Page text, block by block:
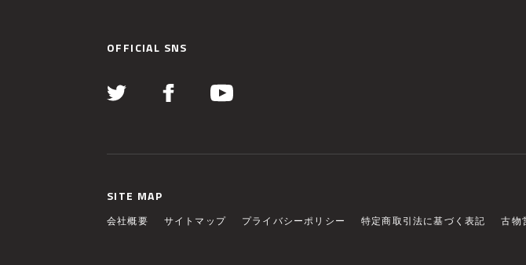
OFFICIAL SNS
SITE MAP
会社概要 サイトマップ プライバシーポリシー 特定商取引法に基づく表記 古物